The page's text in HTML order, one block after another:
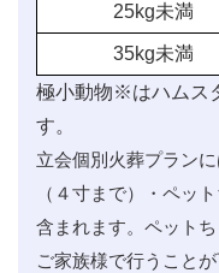
25kg未満
35kg未満
極小動物※はハムス
す。
立会個別火葬プラン
（４寸まで）・ペッ
含まれます。ペット
ご家族様で行うこと